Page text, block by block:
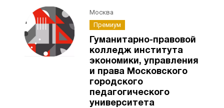
Москва
Премиум
Гуманитарно-правовой
колледж института
экономики, управления
и права Московского
городского
педагогического
университета